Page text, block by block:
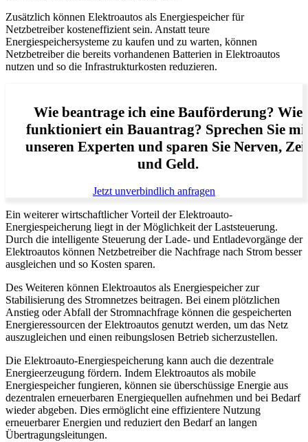
Zusätzlich können Elektroautos als Energiespeicher für
Netzbetreiber kosteneffizient sein. Anstatt teure
Energiespeichersysteme zu kaufen und zu warten, können
Netzbetreiber die bereits vorhandenen Batterien in Elektroautos
nutzen und so die Infrastrukturkosten reduzieren.
Wie beantrage ich eine Bauförderung? Wie
funktioniert ein Bauantrag? Sprechen Sie
unseren Experten und sparen Sie Nerven,
und Geld.
Jetzt unverbindlich anfragen
Ein weiterer wirtschaftlicher Vorteil der Elektroauto-
Energiespeicherung liegt in der Möglichkeit der Laststeuerung.
Durch die intelligente Steuerung der Lade- und Entladevorgänge der
Elektroautos können Netzbetreiber die Nachfrage nach Strom besser
ausgleichen und so Kosten sparen.
Des Weiteren können Elektroautos als Energiespeicher zur
Stabilisierung des Stromnetzes beitragen. Bei einem plötzlichen
Anstieg oder Abfall der Stromnachfrage können die gespeicherten
Energieressourcen der Elektroautos genutzt werden, um das Netz
auszugleichen und einen reibungslosen Betrieb sicherzustellen.
Die Elektroauto-Energiespeicherung kann auch die dezentrale
Energieerzeugung fördern. Indem Elektroautos als mobile
Energiespeicher fungieren, können sie überschüssige Energie aus
dezentralen erneuerbaren Energiequellen aufnehmen und bei Bedarf
wieder abgeben. Dies ermöglicht eine effizientere Nutzung
erneuerbarer Energien und reduziert den Bedarf an langen
Übertragungsleitungen.